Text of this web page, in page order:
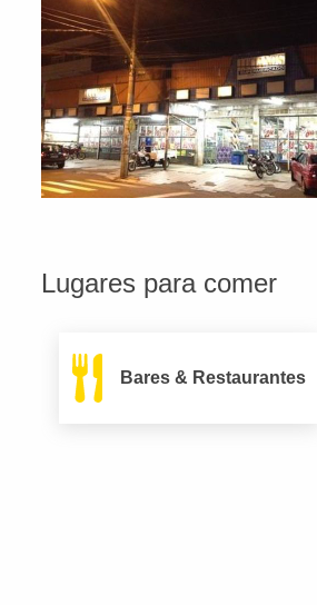
Lugares para comer
Bares & Restaurantes